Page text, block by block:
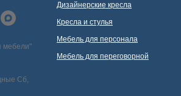
мебели"
Сб,
Дизайнерские кресла
Кресла и стулья
Мебель для персонала
Мебель для переговорной